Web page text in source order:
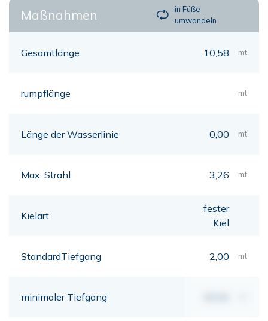
Maßnahmen
in Füße
umwandeln
Gesamtlänge 10,58 mt
rumpflänge mt
Länge der Wasserlinie 0,00 mt
Max. Strahl 3,26 mt
Kielart
fester
Kiel
StandardTiefgang 2,00 mt
minimaler Tiefgang